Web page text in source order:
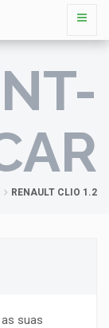
RENAULT CLIO 1.2
suas